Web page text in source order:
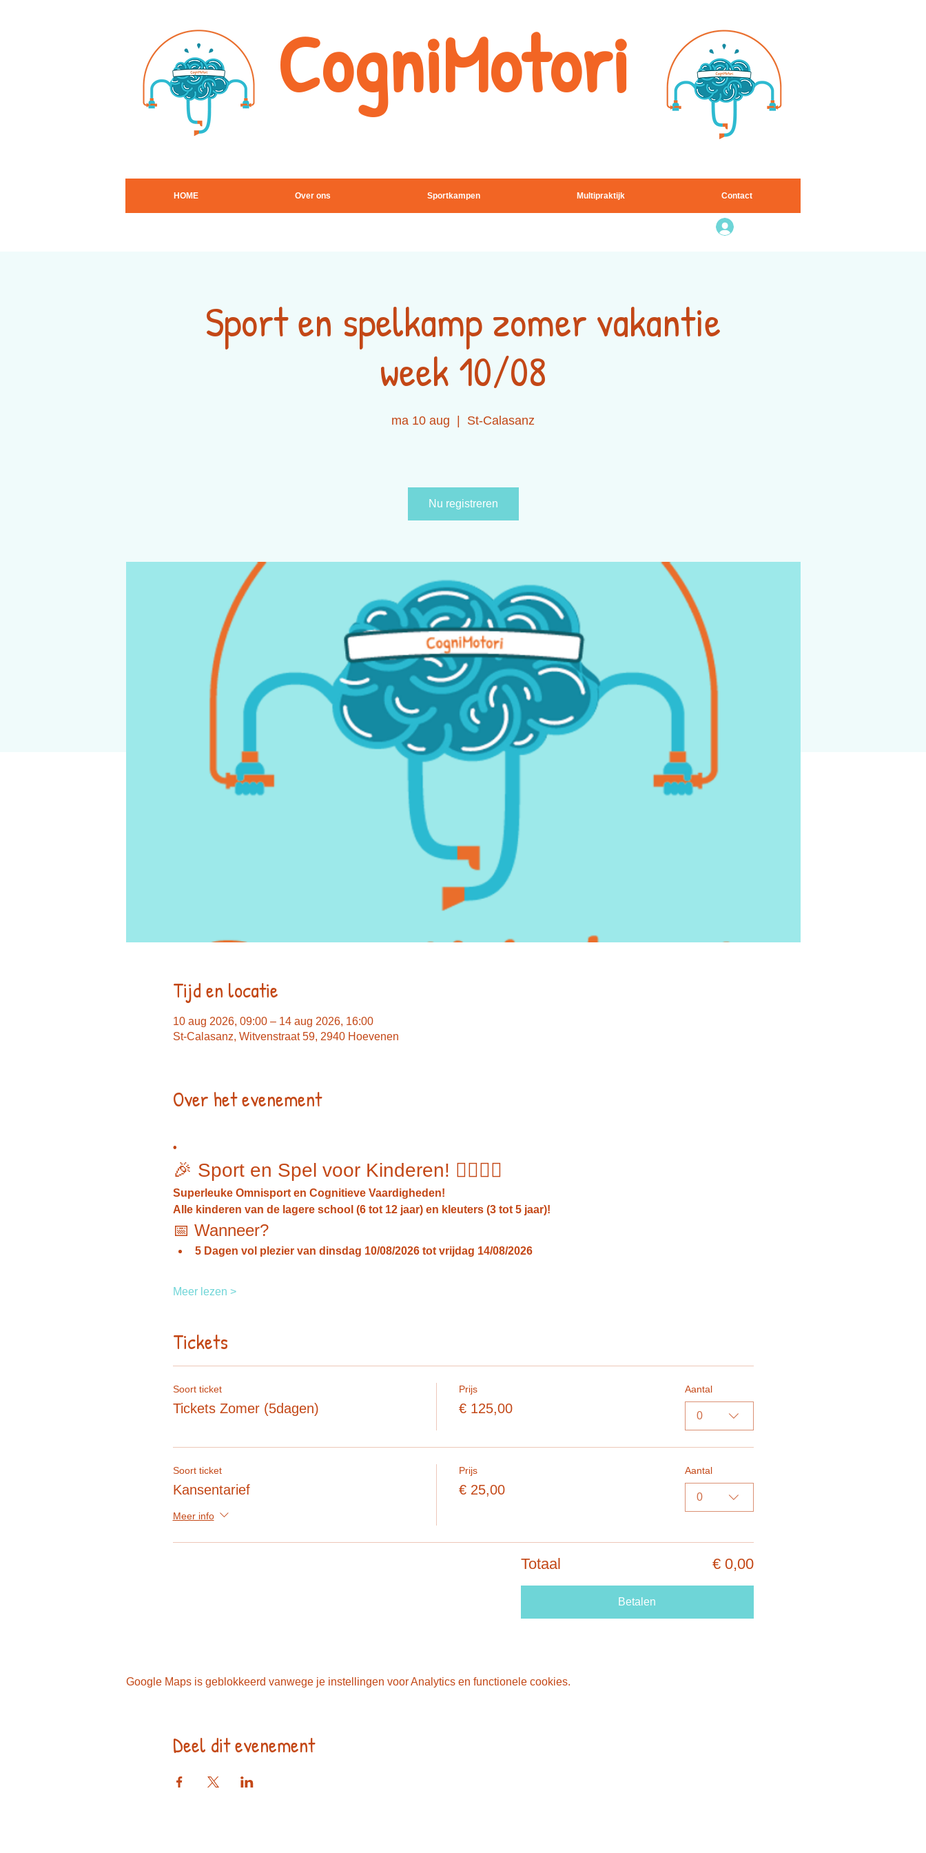
CogniMotori
HOME Over ons Sportkampen Multipraktijk Contact
Sport en spelkamp zomer vakantie
week 10/08
ma 10 aug St-Calasanz
Nu registreren
Tijd en locatie
10 aug 2026, 09:00 – 14 aug 2026, 16:00
St-Calasanz, Witvenstraat 59, 2940 Hoevenen
Over het evenement
•
🎉 Sport en Spel voor Kinderen! 🏃‍♂️🏃‍♀️
Superleuke Omnisport en Cognitieve Vaardigheden!
Alle kinderen van de lagere school (6 tot 12 jaar) en kleuters (3 tot 5 jaar)!
📅 Wanneer?
5 Dagen vol plezier van dinsdag 10/08/2026 tot vrijdag 14/08/2026
Meer lezen >
Tickets
Soort ticket
Tickets Zomer (5dagen)
Prijs
€ 125,00
Aantal
0
Soort ticket
Kansentarief
Meer info
Prijs
€ 25,00
Aantal
0
Totaal € 0,00
Betalen
Google Maps is geblokkeerd vanwege je instellingen voor Analytics en functionele cookies.
Deel dit evenement